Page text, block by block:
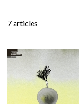
7articles